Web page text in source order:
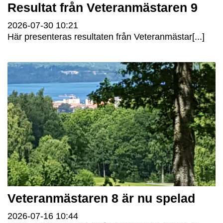
Resultat från Veteranmästaren 9
2026-07-30 10:21
Här presenteras resultaten från Veteranmästar[...]
Veteranmästaren 8 är nu spelad
2026-07-16 10:44